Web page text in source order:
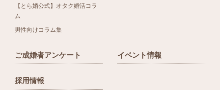
【とら婚公式】オタク婚活コラ
ム
男性向けコラム集
ご成婚者アンケート イベント情報
採用情報